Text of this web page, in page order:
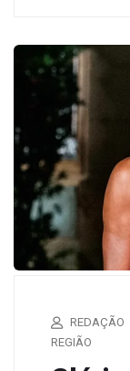
REDAÇÃO
REGIÃO